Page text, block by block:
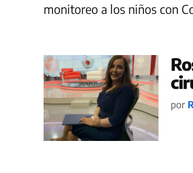
monitoreo a los niños con
por